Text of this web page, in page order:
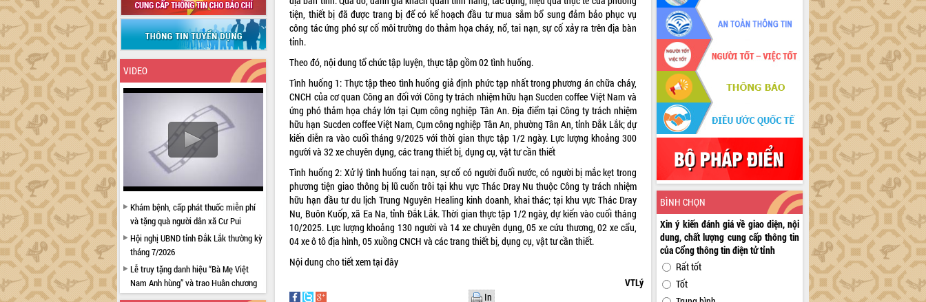
VIDEO
Khám bệnh, cấp phát thuốc miễn phí
và tặng quà người dân xã Cư Pui
Hội nghị UBND tỉnh Đắk Lắk thường kỳ
tháng 7/2026
Lễ truy tặng danh hiệu “Bà Mẹ Việt
Nam Anh hùng” và trao Huân chương
Lao động
tiện, thiết bị đã được trang bị để có kế hoạch đầu tư mua sắm bổ sung đảm bảo phục vụ
công tác ứng phó sự cố môi trường do thảm họa cháy, nổ, tai nạn, sự cố xảy ra trên địa bàn
tỉnh.
Theo đó, nội dung tổ chức tập luyện, thực tập gồm 02 tình huống.
Tình huống 1: Thực tập theo tình huống giả định phức tạp nhất trong phương án chữa cháy,
CNCH của cơ quan Công an đối với Công ty trách nhiệm hữu hạn Sucden coffee Việt Nam và
ứng phó thảm họa cháy lớn tại Cụm công nghiệp Tân An. Địa điểm tại Công ty trách nhiệm
hữu hạn Sucden coffee Việt Nam, Cụm công nghiệp Tân An, phường Tân An, tỉnh Đắk Lắk; dự
kiến diễn ra vào cuối tháng 9/2025 với thời gian thực tập 1/2 ngày. Lực lượng khoảng 300
người và 32 xe chuyên dụng, các trang thiết bị, dụng cụ, vật tư cần thiết
Tình huống 2: Xử lý tình huống tai nạn, sự cố có người đuối nước, có người bị mắc kẹt trong
phương tiện giao thông bị lũ cuốn trôi tại khu vực Thác Dray Nu thuộc Công ty trách nhiệm
hữu hạn đầu tư du lịch Trung Nguyên Healing kinh doanh, khai thác; tại khu vực Thác Dray
Nu, Buôn Kuốp, xã Ea Na, tỉnh Đắk Lắk. Thời gian thực tập 1/2 ngày, dự kiến vào cuối tháng
10/2025. Lực lượng khoảng 130 người và 14 xe chuyên dụng, 05 xe cứu thương, 02 xe cẩu,
04 xe ô tô địa hình, 05 xuồng CNCH và các trang thiết bị, dụng cụ, vật tư cần thiết.
Nội dung cho tiết xemtại đây
VTLý
In
BÌNH CHỌN
Xin ý kiến đánh giá về giao diện, nội
dung, chất lượng cung cấp thông tin
của Cổng thông tin điện tử tỉnh
Rất tốt
Tốt